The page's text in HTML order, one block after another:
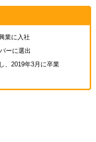
業に入社
ーに選出
、2019年3月に卒業